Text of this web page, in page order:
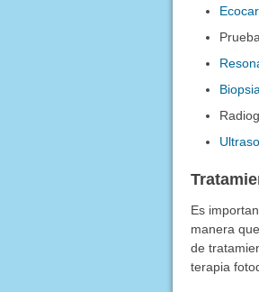
Es
manera
de
terapia